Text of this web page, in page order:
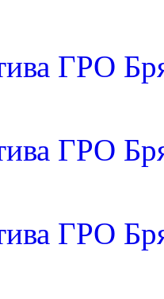
ГРО
ГРО
ГРО